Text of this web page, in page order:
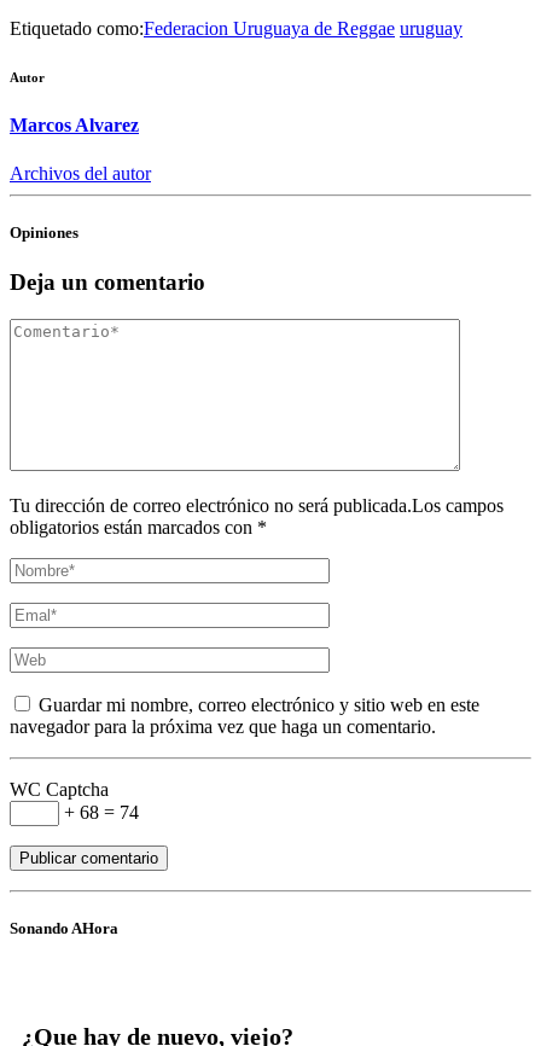
Etiquetado como:Federacion Uruguaya de Reggae uruguay
Autor
Marcos Alvarez
Archivos del autor
Opiniones
Deja un comentario
Tu dirección de correo electrónico no será publicada.Los campos
obligatorios están marcados con *
Guardar mi nombre, correo electrónico y sitio web en este
navegador para la próxima vez que haga un comentario.
WC Captcha
+ 68 = 74
Sonando AHora
¿Que hay de nuevo, viejo?